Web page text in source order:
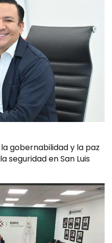
gobernabilidad y la paz
seguridad en San Luis